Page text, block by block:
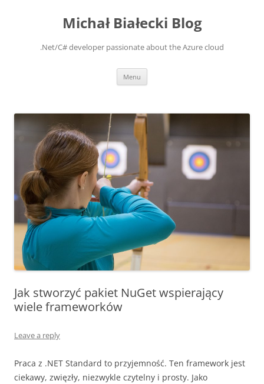
Michał Białecki Blog
.Net/C# developer passionate about the Azure cloud
Menu
Jak stworzyć pakiet NuGet wspierający
wiele frameworków
Leave a reply
Praca z .NET Standard to przyjemność. Ten framework jest
ciekawy, zwięzły, niezwykle czytelny i prosty. Jako